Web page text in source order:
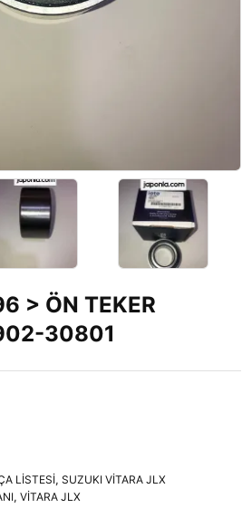
> ÖN TEKER
30801
LİSTESİ, SUZUKI VİTARA JLX
, VİTARA JLX